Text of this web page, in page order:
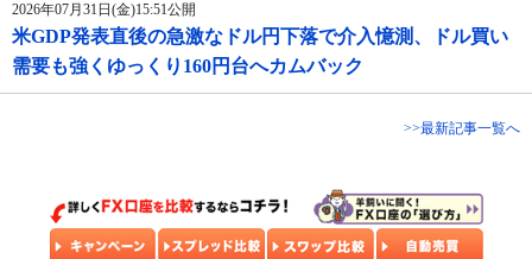
2026年07月31日(金)15:51公開
米GDP発表直後の急激なドル円下落で介入憶測、ドル買い
需要も強くゆっくり160円台へカムバック
>>最新記事一覧へ